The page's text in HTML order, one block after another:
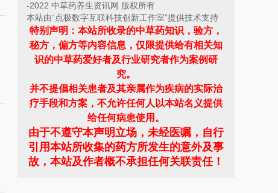
-2022 中草药养生资讯网 版权所有
本站由“点极数字互联科技创新工作室”提供技术支持
特别声明：本站所收录的中草药知识，验方，
秘方，偏方等内容信息，仅限提供给有相关知
识的中草药爱好者及行业研究者作为案例研
究。
并不提倡相关患者及其亲属作为疾病的实际治
疗手段和方案，不允许任何人以本站名义提供
给任何病患使用。
由于不遵守本声明立场，未经医嘱，自行
引用本站所收集的药方所发生的意外及事
故， 本站及作者概不承担任何关联责任！